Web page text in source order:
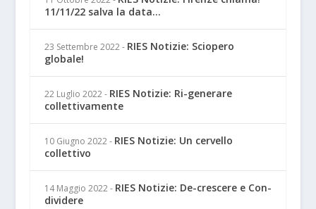
11/11/22 salva la data...
23 Settembre 2022 - RIES Notizie: Sciopero
globale!
22 Luglio 2022 - RIES Notizie: Ri-generare
collettivamente
10 Giugno 2022 - RIES Notizie: Un cervello
collettivo
14 Maggio 2022 - RIES Notizie: De-crescere e Con-
dividere